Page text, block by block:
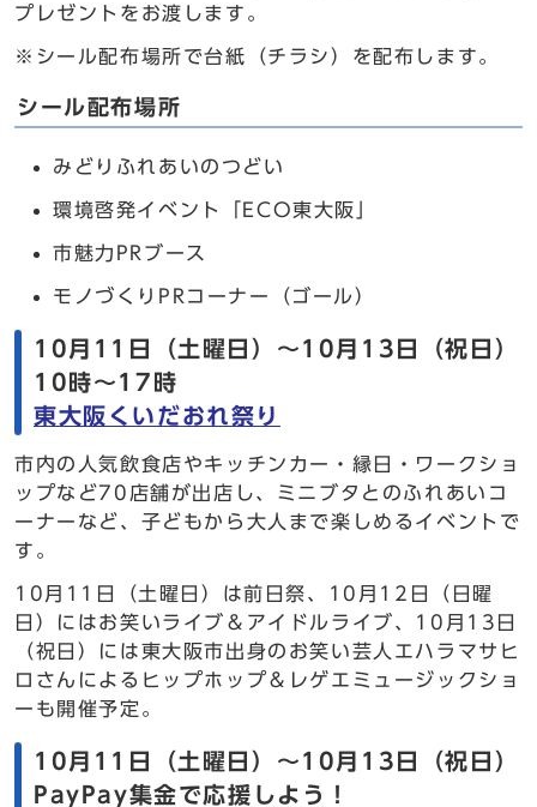
プレゼントをお渡します。
※シール配布場所で台紙（チラシ）を配布します。
シール配布場所
みどりふれあいのつどい
環境啓発イベント「ECO東大阪」
市魅力PRブース
モノづくりPRコーナー（ゴール）
10月11日（土曜日）～10月13日（祝日）
10時～17時
東大阪くいだおれ祭り
市内の人気飲食店やキッチンカー・縁日・ワークショ
ップなど70店舗が出店し、ミニブタとのふれあいコ
ーナーなど、子どもから大人まで楽しめるイベントで
す。
10月11日（土曜日）は前日祭、10月12日（日曜
日）にはお笑いライブ＆アイドルライブ、10月13日
（祝日）には東大阪市出身のお笑い芸人エハラマサヒ
ロさんによるヒップホップ＆レゲエミュージックショ
ーも開催予定。
10月11日（土曜日）～10月13日（祝日）
PayPay集金で応援しよう！